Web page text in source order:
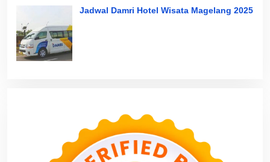
Jadwal Damri Hotel Wisata Magelang 2025